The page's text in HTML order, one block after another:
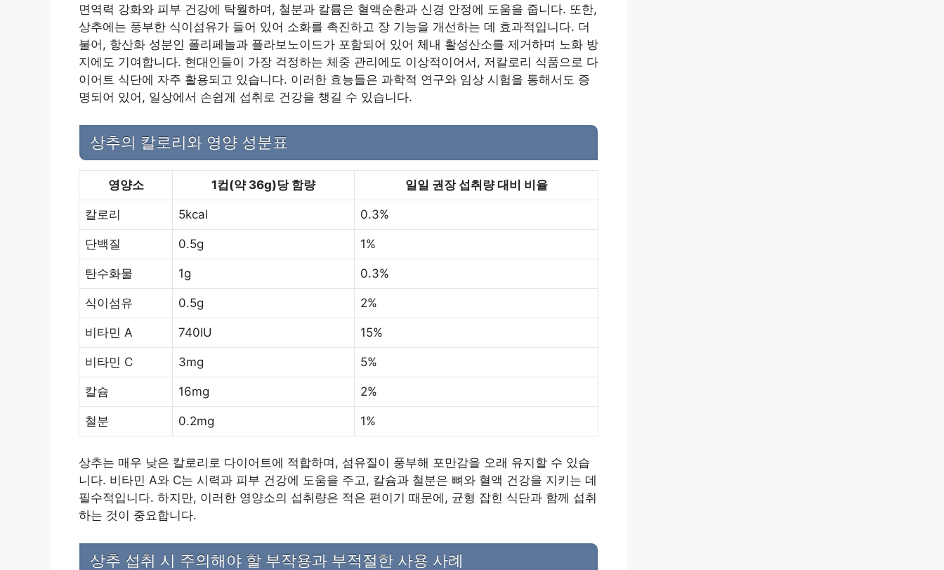
면역력 강화와 피부 건강에 탁월하며, 철분과 칼륨은 혈액순환과 신경 안정에 도움을 줍니다. 또한,
상추에는 풍부한 식이섬유가 들어 있어 소화를 촉진하고 장 기능을 개선하는 데 효과적입니다. 더
불어, 항산화 성분인 폴리페놀과 플라보노이드가 포함되어 있어 체내 활성산소를 제거하며 노화 방
지에도 기여합니다. 현대인들이 가장 걱정하는 체중 관리에도 이상적이어서, 저칼로리 식품으로 다
이어트 식단에 자주 활용되고 있습니다. 이러한 효능들은 과학적 연구와 임상 시험을 통해서도 증
명되어 있어, 일상에서 손쉽게 섭취로 건강을 챙길 수 있습니다.
상추의 칼로리와 영양 성분표
영양소 1컵(약 36g)당 함량 일일 권장 섭취량 대비 비율
칼로리 5kcal 0.3%
단백질 0.5g 1%
탄수화물 1g 0.3%
식이섬유 0.5g 2%
비타민 A 740IU 15%
비타민 C 3mg 5%
칼슘 16mg 2%
철분 0.2mg 1%
상추는 매우 낮은 칼로리로 다이어트에 적합하며, 섬유질이 풍부해 포만감을 오래 유지할 수 있습
니다. 비타민 A와 C는 시력과 피부 건강에 도움을 주고, 칼슘과 철분은 뼈와 혈액 건강을 지키는 데
필수적입니다. 하지만, 이러한 영양소의 섭취량은 적은 편이기 때문에, 균형 잡힌 식단과 함께 섭취
하는 것이 중요합니다.
상추 섭취 시 주의해야 할 부작용과 부적절한 사용 사례